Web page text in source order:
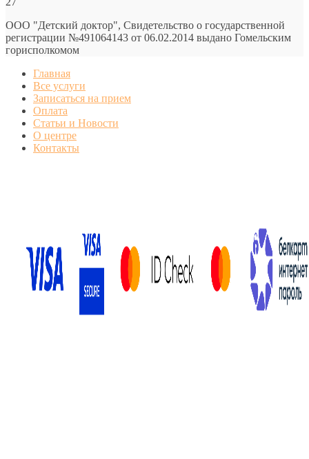
ООО "Детский доктор", Свидетельство о государственной
регистрации №491064143 от 06.02.2014 выдано Гомельским
горисполкомом
Главная
Все услуги
Записаться на прием
Оплата
Статьи и Новости
О центре
Контакты